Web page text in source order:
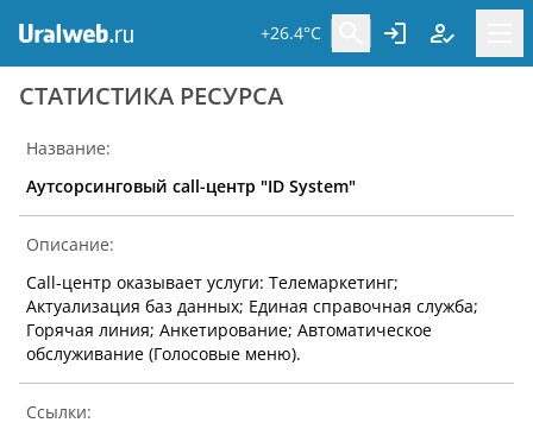
+26.4°C
CТАТИСТИКА РЕСУРСА
Название:
Аутсорсинговый call-центр "ID System"
Описание:
Call-центр оказывает услуги: Телемаркетинг;
Актуализация баз данных; Единая справочная служба;
Горячая линия; Анкетирование; Автоматическое
обслуживание (Голосовые меню).
Ссылки: